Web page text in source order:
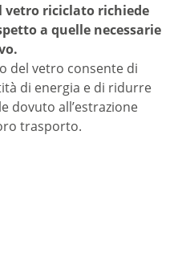
vetro riciclato richiede
a quelle necessarie
del vetro consente di
di energia e di ridurre
dovuto all’estrazione
trasporto.